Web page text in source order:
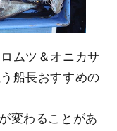
ムツ＆オニカサ
船長おすすめの
変わることがあ